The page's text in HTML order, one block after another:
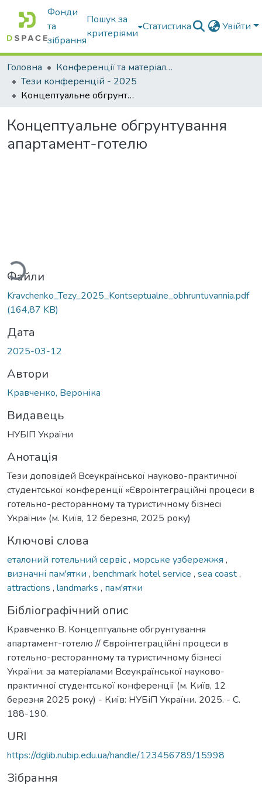
Фонди
та
зібрання
Пошук за
критеріями
Статистика Увійти
Головна
Конференції та матеріали конференцій
Тези конференцій - 2025
Концептуальне обгрунтування апартамент-готелю
Концептуальне обгрунтування
апартамент-готелю
Файли
Kravchenko_Tezy_2025_Kontseptualne_obhruntuvannia.pdf
(164,87 KB)
Дата
2025-03-12
Автори
Кравченко, Вероніка
Видавець
НУБІП України
Анотація
Тези доповідей Всеукраїнської науково-практичної
студентської конференції «Євроінтеграційні процеси в
готельно-ресторанному та туристичному бізнесі
України» (м. Київ, 12 березня, 2025 року)
Ключові слова
еталоний готельний сервіс, морське узбережжя ,
визначні пам'ятки , benchmark hotel service , sea ​​coast,
attractions , landmarks , пам'ятки
Бібліографічний опис
Кравченко В. Концептуальне обгрунтування
апартамент-готелю // Євроінтеграційні процеси в
готельно-ресторанному та туристичному бізнесі
України: за матеріалами Всеукраїнської науково-
практичної студентської конференції (м. Київ, 12
березня 2025 року) - Київ: НУБіП України. 2025. - С.
188-190.
URI
https://dglib.nubip.edu.ua/handle/123456789/15998
Зібрання